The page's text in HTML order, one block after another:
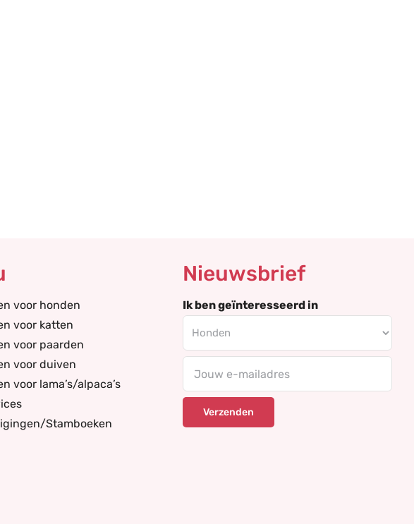
voor honden
voor katten
voor paarden
voor duiven
voor lama’s/alpaca’s
Stamboeken
Nieuwsbrief
Ik ben geïnteresseerd in